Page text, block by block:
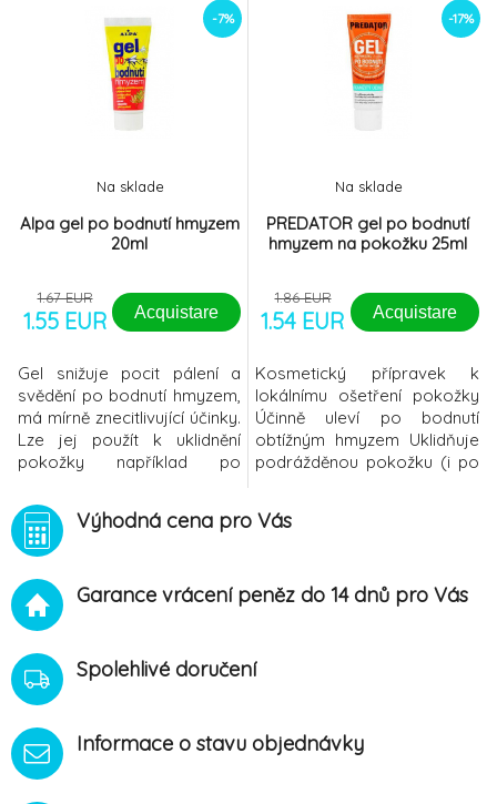
10 % pryskyřice smrku
ztepilého (Picea abies)
sbírané ve finském
Laponsku a čištěné za
studena. Pozitivní vliv
10 % pryskyřice smrku
ztepilého (Picea abies)
sbírané ve finském
Laponsku a čištěné za
studena. Pozitivní vliv
-7%
Alpa gel po bodnutí hmyzem
20ml
Na sklade
1.67 EUR
1.55 EUR Acquistare
Gel snižuje pocit pálení a
svědění po bodnutí hmyzem,
má mírně znecitlivující účinky.
Lze jej použít k uklidnění
pokožky například po
kopřivami. Uklidňuje podrážděnou
pokožku.Příjemně
chladí.Omezuje pálení
proti zarudnutí.Nepoužívat
pro děti do 3 let.Balení:
Denat., PEG-40 Hy
-17%
PREDATOR gel po bodnutí
hmyzem na pokožku 25ml
Na sklade
1.86 EUR
1.54 EUR Acquistare
Kosmetický přípravek k
lokálnímu ošetření pokožky
Účinně uleví po bodnutí
obtížným hmyzem Uklidňuje
podrážděnou pokožku (i po
čistí pokožku Aktivní látky
Složení: Aqua, Alcohol,
Výhodná cena pro Vás
Garance vrácení peněz do 14 dnů pro Vás
Spolehlivé doručení
Informace o stavu objednávky